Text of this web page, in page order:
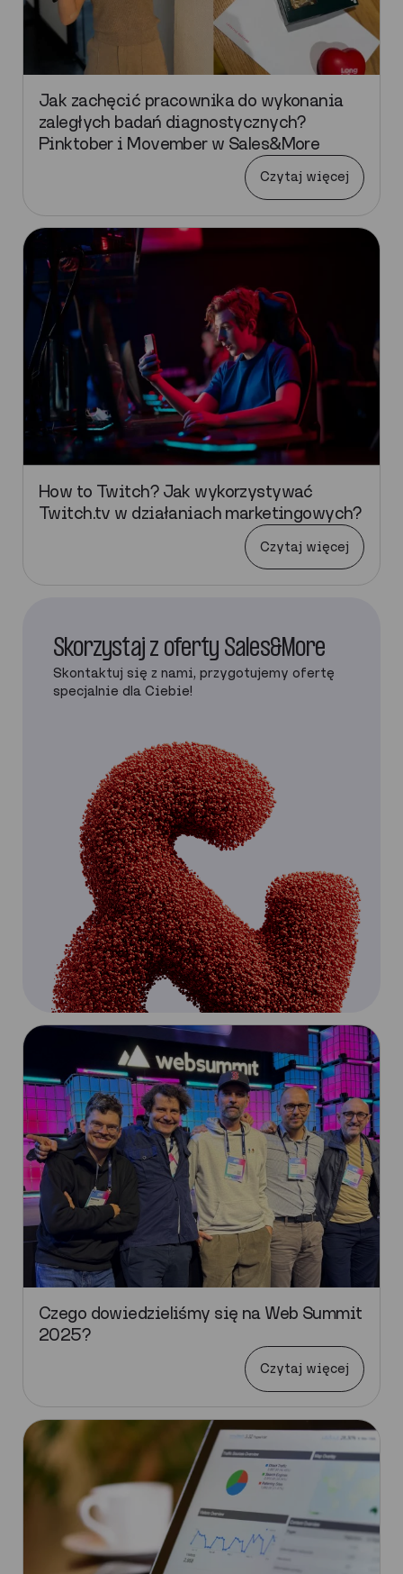
Jak zachęcić pracownika do wykonania
zaległych badań diagnostycznych?
Pinktober i Movember w Sales&More
Czytaj więcej
How to Twitch? Jak wykorzystywać
Twitch.tv w działaniach marketingowych?
Czytaj więcej
Skorzystaj z oferty Sales&More
Skontaktuj się z nami, przygotujemy ofertę
specjalnie dla Ciebie!
Czego dowiedzieliśmy się na Web Summit
2025?
Czytaj więcej